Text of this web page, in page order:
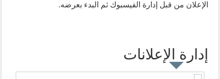
الإعلان من قبل إدارة الفيسبوك ثم البدء بعرضه.
إدارة الإعلانات